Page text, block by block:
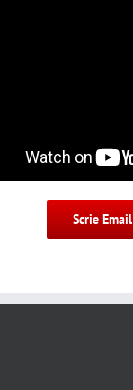
Scrie Email